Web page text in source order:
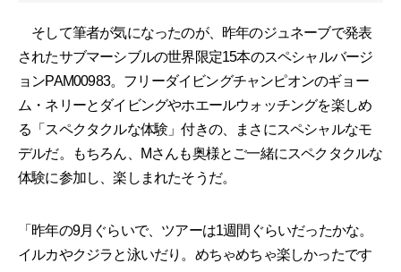
そして筆者が気になったのが、昨年のジュネーブで発表
されたサブマーシブルの世界限定15本のスペシャルバージ
ョンPAM00983。フリーダイビングチャンピオンのギョー
ム・ネリーとダイビングやホエールウォッチングを楽しめ
る「スペクタクルな体験」付きの、まさにスペシャルなモ
デルだ。もちろん、Mさんも奥様とご一緒にスペクタクルな
体験に参加し、楽しまれたそうだ。
「昨年の9月ぐらいで、ツアーは1週間ぐらいだったかな。
イルカやクジラと泳いだり。めちゃめちゃ楽しかったです